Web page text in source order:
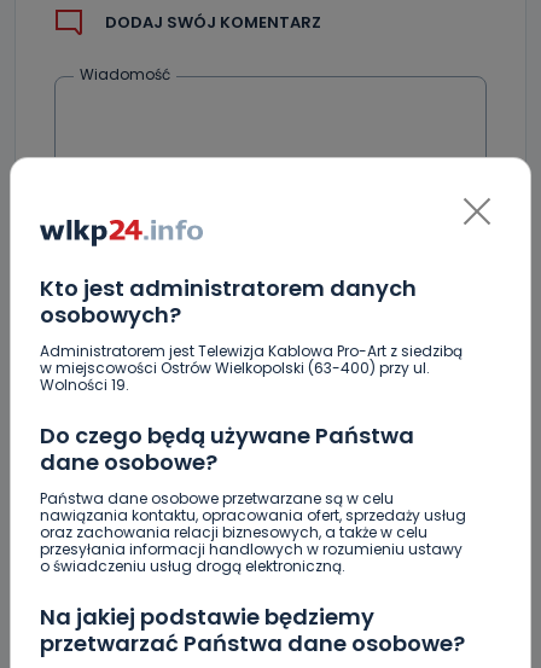
Kto jest administratorem danych
osobowych?
Administratorem jest Telewizja Kablowa Pro-Art z siedzibą
w miejscowości Ostrów Wielkopolski (63-400) przy ul.
Wolności 19.
Do czego będą używane Państwa
dane osobowe?
Państwa dane osobowe przetwarzane są w celu
nawiązania kontaktu, opracowania ofert, sprzedaży usług
oraz zachowania relacji biznesowych, a także w celu
przesyłania informacji handlowych w rozumieniu ustawy
o świadczeniu usług drogą elektroniczną.
Na jakiej podstawie będziemy
przetwarzać Państwa dane osobowe?
DODAJ SWÓJ KOMENTARZ
Wiadomość
Podpis